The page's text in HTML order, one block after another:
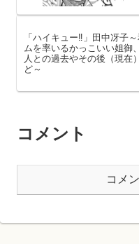
「ハイキュー‼」田中冴子
ムを率いるかっこいい姐御
人との過去やその後（現在
ど～
コメント
コメ